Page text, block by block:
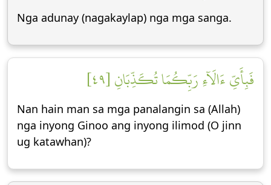
Nga adunay (nagakaylap) nga mga sanga.
فَبِأَيِّ ءَالَآءِ رَبِّكُمَا تُكَذِّبَانِ [٤٩]
Nan hain man sa mga panalangin sa (Allah)
nga inyong Ginoo ang inyong ilimod (O jinn
ug katawhan)?